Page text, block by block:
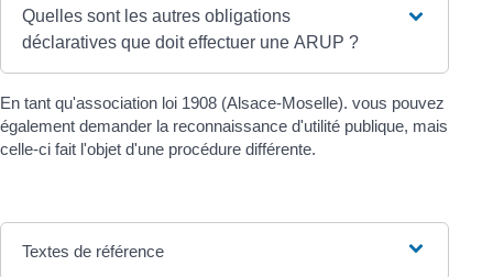
Quelles sont les autres obligations
déclaratives que doit effectuer une ARUP ?
En tant qu'association loi 1908 (Alsace-Moselle). vous pouvez
également demander la reconnaissance d'utilité publique, mais
celle-ci fait l'objet d'une procédure différente.
Textes de référence